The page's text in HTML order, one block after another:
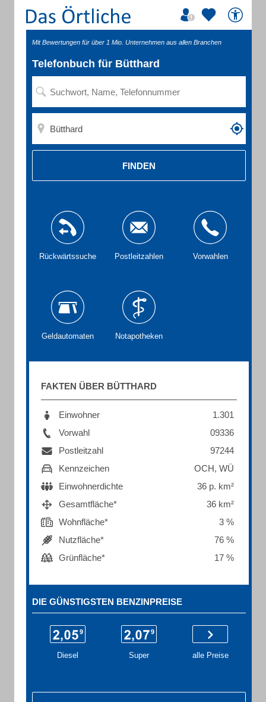
Mit Bewertungen für über 1 Mio. Unternehmen aus allen Branchen
Telefonbuch für Bütthard
FINDEN
Rückwärtssuche Postleitzahlen Vorwahlen
Geldautomaten Notapotheken
FAKTEN ÜBER BÜTTHARD
Einwohner
1.301
Vorwahl
09336
Postleitzahl
97244
Kennzeichen
OCH, WÜ
Einwohnerdichte
36 p. km²
Gesamtfläche*
36 km²
Wohnfläche*
3 %
Nutzfläche*
76 %
Grünfläche*
17 %
DIE GÜNSTIGSTEN BENZINPREISE
Diesel Super alle Preise